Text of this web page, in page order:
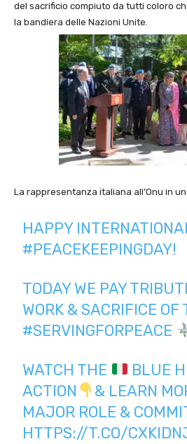
del sacrificio compiuto da tutti coloro
la bandiera delle Nazioni Unite.
La rappresentanza italiana all’Onu in
HAPPY
#PEACEKEEPINGDAY!
TODAY WE PAY
WORK & SACRIFICE OF
#SERVINGFORPEACE
WATCH THE
BLUE
ACTION
& LEARN
MAJOR ROLE &
HTTPS://T.CO/